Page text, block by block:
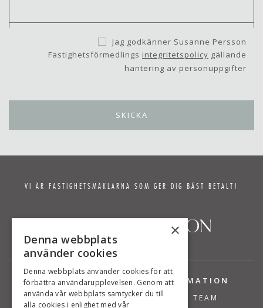
Jag godkänner Susanne Persson
Fastighetsförmedlings integritetspolicy gällande
hantering av personuppgifter
VI ÄR FASTIGHETSMÄKLARNA SOM GER DIG BÄST BETALT!
TJÄNSTER
BOSTÄDER TILL SALU
INFORMATION
VÅRT TEAM
×
Denna webbplats
använder cookies
Denna webbplats använder cookies för att
förbättra användarupplevelsen. Genom att
använda vår webbplats samtycker du till
alla cookies i enlighet med vår